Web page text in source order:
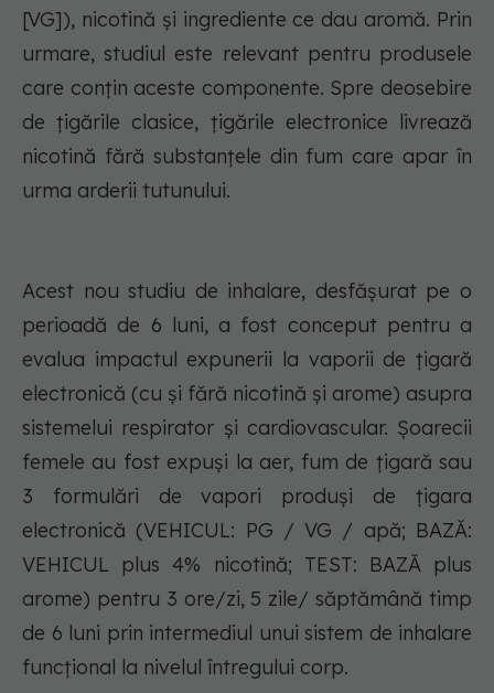
[VG]), nicotină și ingrediente ce dau aromă. Prin
urmare, studiul este relevant pentru produsele
care conțin aceste componente. Spre deosebire
de țigările clasice, țigările electronice livrează
nicotină fără substanțele din fum care apar în
urma arderii tutunului.
Acest nou studiu de inhalare, desfășurat pe o
perioadă de 6 luni, a fost conceput pentru a
evalua impactul expunerii la vaporii de țigară
electronică (cu și fără nicotină și arome) asupra
sistemelui respirator și cardiovascular. Șoarecii
femele au fost expuși la aer, fum de țigară sau
3 formulări de vapori produși de țigara
electronică (VEHICUL: PG / VG / apă; BAZĂ:
VEHICUL plus 4% nicotină; TEST: BAZĂ plus
arome) pentru 3 ore/zi, 5 zile/ săptămână timp
de 6 luni prin intermediul unui sistem de inhalare
funcțional la nivelul întregului corp.